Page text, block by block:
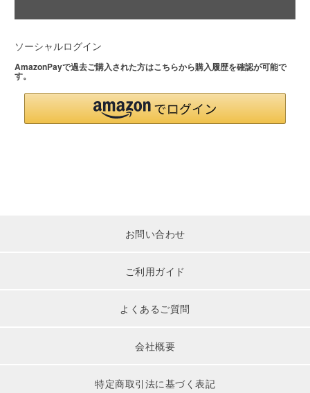
ソーシャルログイン
AmazonPayで過去ご購入された方はこちらから購入履歴を確認が可能で
す。
お問い合わせ
ご利用ガイド
よくあるご質問
会社概要
特定商取引法に基づく表記